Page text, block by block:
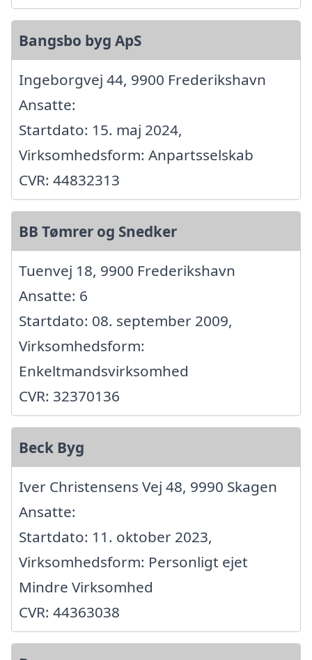
Bangsbo byg ApS
Ingeborgvej 44, 9900 Frederikshavn
Ansatte:
Startdato: 15. maj 2024,
Virksomhedsform: Anpartsselskab
CVR: 44832313
BB Tømrer og Snedker
Tuenvej 18, 9900 Frederikshavn
Ansatte: 6
Startdato: 08. september 2009,
Virksomhedsform:
Enkeltmandsvirksomhed
CVR: 32370136
Beck Byg
Iver Christensens Vej 48, 9990 Skagen
Ansatte:
Startdato: 11. oktober 2023,
Virksomhedsform: Personligt ejet
Mindre Virksomhed
CVR: 44363038